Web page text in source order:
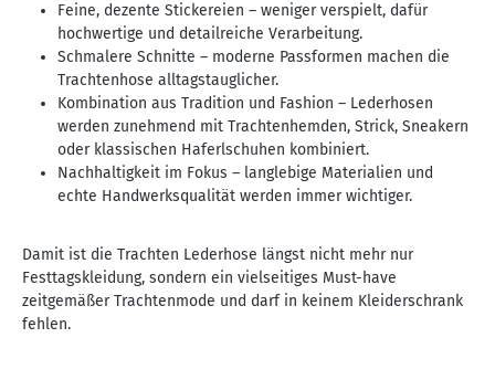
Feine, dezente Stickereien – weniger verspielt, dafür
hochwertige und detailreiche Verarbeitung.
Schmalere Schnitte – moderne Passformen machen die
Trachtenhose alltagstauglicher.
Kombination aus Tradition und Fashion – Lederhosen
werden zunehmend mit Trachtenhemden, Strick, Sneakern
oder klassischen Haferlschuhen kombiniert.
Nachhaltigkeit im Fokus – langlebige Materialien und
echte Handwerksqualität werden immer wichtiger.
Damit ist die Trachten Lederhose längst nicht mehr nur
Festtagskleidung, sondern ein vielseitiges Must-have
zeitgemäßer Trachtenmode und darf in keinem Kleiderschrank
fehlen.